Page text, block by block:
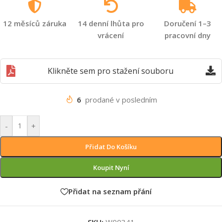
12 měsíců záruka
14 denní lhůta pro
vrácení
Doručení 1–3
pracovní dny
Klikněte sem pro stažení souboru
6 prodané v posledním
- +
Přidat Do Košíku
Koupit Nyní
Přidat na seznam přání